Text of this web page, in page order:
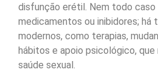
disfunção erétil. Nem todo caso
medicamentos ou inibidores; há
modernos, como terapias,
hábitos e apoio psicológico, que
saúde sexual.